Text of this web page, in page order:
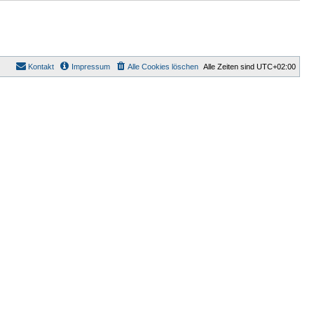
Alle Zeiten sind UTC+02:00
Alle Cookies löschen
Impressum
Kontakt